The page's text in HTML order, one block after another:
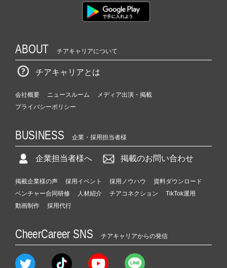
ABOUT チアキャリアについて
チアキャリアとは
会社概要 ニュースルーム
メディア出演・掲載
プライバシーポリシー
BUSINESS 企業・採用担当者様
企業担当者様へ 掲載のお問い合わせ
掲載企業様の声 採用イベント 採用ノウハウ
資料ダウンロード
ベンチャー合同研修
人材紹介 チアコネクション
TikTok運用
動画制作
採用代行
CheerCareer SNS チアキャリアからの発信